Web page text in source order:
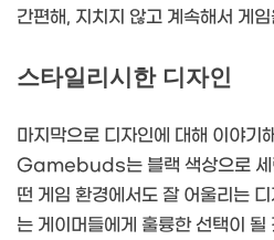
간편해, 지치지 않고 계속해서 게
스타일리시한 디자인
마지막으로 디자인에 대해 이야
Gamebuds는 블랙 색상으로 세
떤 게임 환경에서도 잘 어울리는
는 게이머들에게 훌륭한 선택이